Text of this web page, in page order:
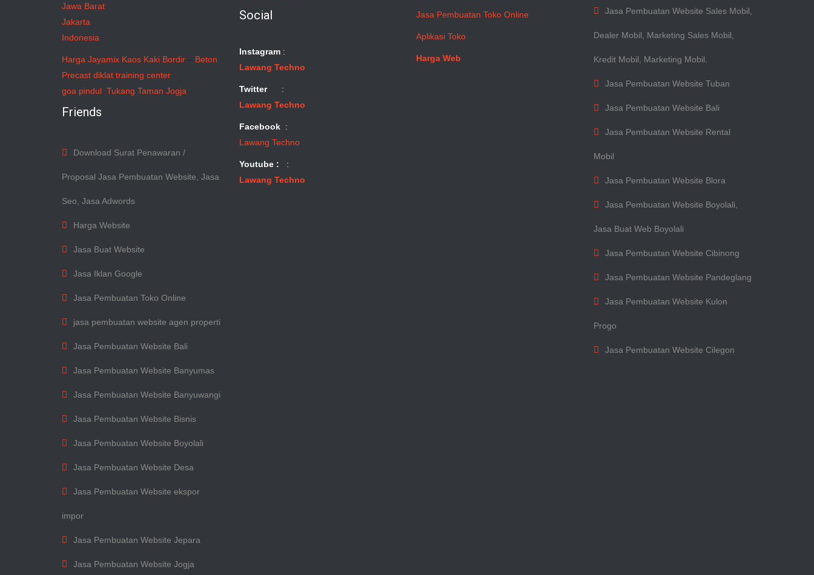
Jawa Barat
Jakarta
Indonesia
Harga Jayamix Kaos Kaki Bordir – Beton
Precast diklat training center
goa pindul Tukang Taman Jogja
Friends
Download Surat Penawaran /
Proposal Jasa Pembuatan Website, Jasa
Seo, Jasa Adwords
Harga Website
Jasa Buat Website
Jasa Iklan Google
Jasa Pembuatan Toko Online
jasa pembuatan website agen properti
Jasa Pembuatan Website Bali
Jasa Pembuatan Website Banyumas
Jasa Pembuatan Website Banyuwangi
Jasa Pembuatan Website Bisnis
Jasa Pembuatan Website Boyolali
Jasa Pembuatan Website Desa
Jasa Pembuatan Website ekspor
impor
Jasa Pembuatan Website Jepara
Jasa Pembuatan Website Jogja
Social
Instagram:
Lawang Techno
Twitter:
Lawang Techno
Facebook:
Lawang Techno
Youtube :
:
Lawang Techno
Jasa Pembuatan Toko Online
Aplikasi Toko
Harga Web
Jasa Pembuatan Website Sales Mobil,
Dealer Mobil, Marketing Sales Mobil,
Kredit Mobil, Marketing Mobil.
Jasa Pembuatan Website Tuban
Jasa Pembuatan Website Bali
Jasa Pembuatan Website Rental
Mobil
Jasa Pembuatan Website Blora
Jasa Pembuatan Website Boyolali,
Jasa Buat Web Boyolali
Jasa Pembuatan Website Cibinong
Jasa Pembuatan Website Pandeglang
Jasa Pembuatan Website Kulon
Progo
Jasa Pembuatan Website Cilegon